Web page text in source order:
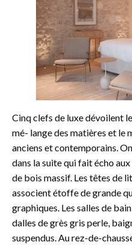
Cinq clefs de luxe dévoilent
mé- lange des matières et le
anciens et contemporains.
dans la suite qui fait écho
de bois massif. Les têtes de
associent étoffe de grande
graphiques. Les salles de
dalles de grès gris perle,
suspendus. Au rez-de-